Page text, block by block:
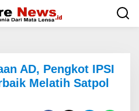
AD, Pengkot IPSI
Melatih Satpol